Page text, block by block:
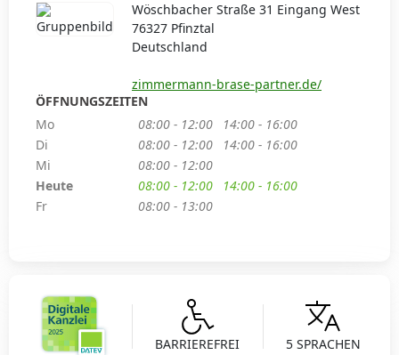
BARRIEREFREI 5 SPRACHEN
Wöschbacher Straße 31 Eingang West
76327 Pfinztal
Deutschland
zimmermann-brase-partner.de/
ÖFFNUNGSZEITEN
Mo
08:00 - 12:00
14:00 - 16:00
Di
08:00 - 12:00
14:00 - 16:00
Mi
08:00 - 12:00
Heute
08:00 - 12:00
14:00 - 16:00
Fr
08:00 - 13:00